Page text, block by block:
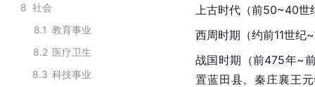
8 社会
8.1 教育事业
8.2 医疗卫生
8.3 科技事业
上古时代（前50~40
西周时期（约前11世纪
战国时期（前475年~
置蓝田县。秦庄襄王